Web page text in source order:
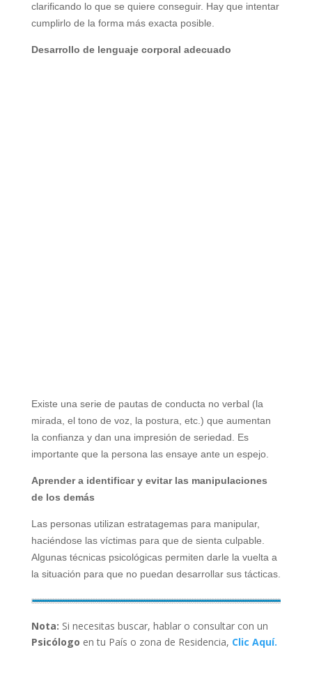
clarificando lo que se quiere conseguir. Hay que intentar
cumplirlo de la forma más exacta posible.
Desarrollo de lenguaje corporal adecuado
Existe una serie de pautas de conducta no verbal (la
mirada, el tono de voz, la postura, etc.) que aumentan
la confianza y dan una impresión de seriedad. Es
importante que la persona las ensaye ante un espejo.
Aprender a identificar y evitar las manipulaciones
de los demás
Las personas utilizan estratagemas para manipular,
haciéndose las víctimas para que de sienta culpable.
Algunas técnicas psicológicas permiten darle la vuelta a
la situación para que no puedan desarrollar sus tácticas.
Nota: Si necesitas buscar, hablar o consultar con un
Psicólogo en tu País o zona de Residencia, Clic Aquí.